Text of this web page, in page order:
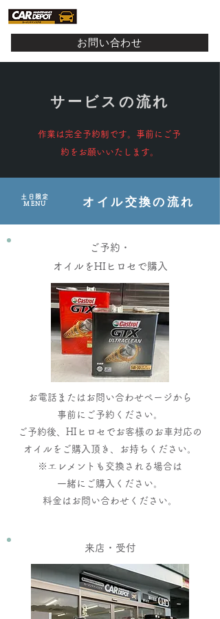
お問い合わせ
サービスの流れ
作業は完全予約制です。事前にご予
約をお願いいたします。
オイル交換の流れ
土日限定
MENU
ご予約・
オイルをHIヒロセで購入
お電話またはお問い合わせページから
事前にご予約ください。
ご予約後、HIヒロセでお客様のお車対応の
オイル ​をご購入頂き、お持ちください。
※エレメントも交換される場合は
一緒にご購入ください。
​料金はお問い合わせください。
​来店・受付